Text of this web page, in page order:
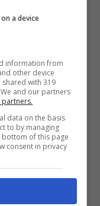
enough, and
a device
information from
other device
with 319
and our partners
partners.
data on the basis
to by managing
of this page
consent in privacy